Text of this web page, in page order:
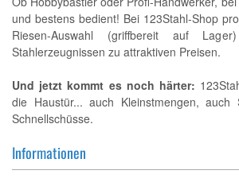
und bestens bedient! Bei 123Stahl-Shop
Riesen-Auswahl (griffbereit auf
Stahlerzeugnissen zu attraktiven Preisen.
Und jetzt kommt es noch härter:
die Haustür... auch Kleinstmengen, auch
Schnellschüsse.
Informationen